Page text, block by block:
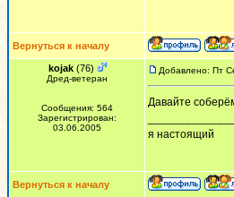
Вернуться к началу
kojak(76)
Дред-ветеран
Сообщения: 564
Зарегистрирован:
03.06.2005
Добавлено: Пт
Давайте
я настоящий
Вернуться к началу